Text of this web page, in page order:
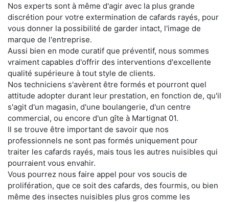
Nos experts sont à même d'agir avec la plus grande
discrétion pour votre extermination de cafards rayés, pour
vous donner la possibilité de garder intact, l'image de
marque de l'entreprise.
Aussi bien en mode curatif que préventif, nous sommes
vraiment capables d'offrir des interventions d'excellente
qualité supérieure à tout style de clients.
Nos techniciens s'avèrent être formés et pourront quel
attitude adopter durant leur prestation, en fonction de, qu'il
s'agit d'un magasin, d'une boulangerie, d'un centre
commercial, ou encore d'un gîte à Martignat 01.
Il se trouve être important de savoir que nos
professionnels ne sont pas formés uniquement pour
traiter les cafards rayés, mais tous les autres nuisibles qui
pourraient vous envahir.
Vous pourrez nous faire appel pour vos soucis de
prolifération, que ce soit des cafards, des fourmis, ou bien
même des insectes nuisibles plus gros comme les